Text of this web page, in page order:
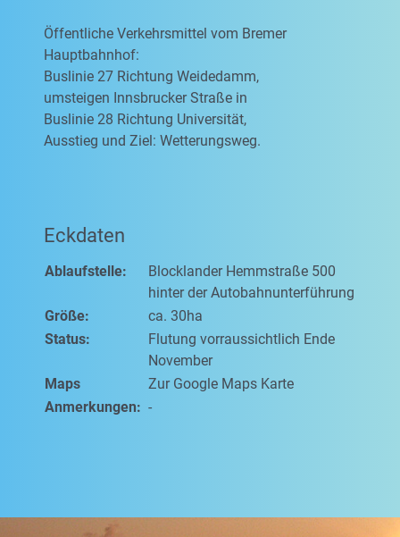
Öffentliche Verkehrsmittel vom Bremer
Hauptbahnhof:
Buslinie 27 Richtung Weidedamm,
umsteigen Innsbrucker Straße in
Buslinie 28 Richtung Universität,
Ausstieg und Ziel: Wetterungsweg.
Eckdaten
Ablaufstelle:
Blocklander Hemmstraße 500
hinter der Autobahnunterführung
Größe:
ca. 30ha
Status:
Flutung vorraussichtlich Ende
November
Maps
Zur Google Maps Karte
Anmerkungen: -